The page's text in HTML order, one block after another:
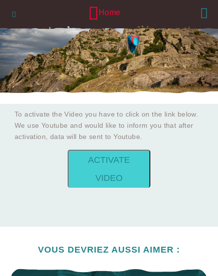
Navigation Home
To activate the Video you have to click on the link below.
We use Youtube and would like to inform you that after
activation, data will be sent to Youtube.
ACTIVATE
VIDEO
VOUS DEVRIEZ AUSSI AIMER :